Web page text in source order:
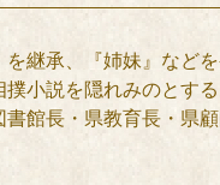
継承、『姉妹』など
小説を隠れみのとす
館長・県教育長・県顧